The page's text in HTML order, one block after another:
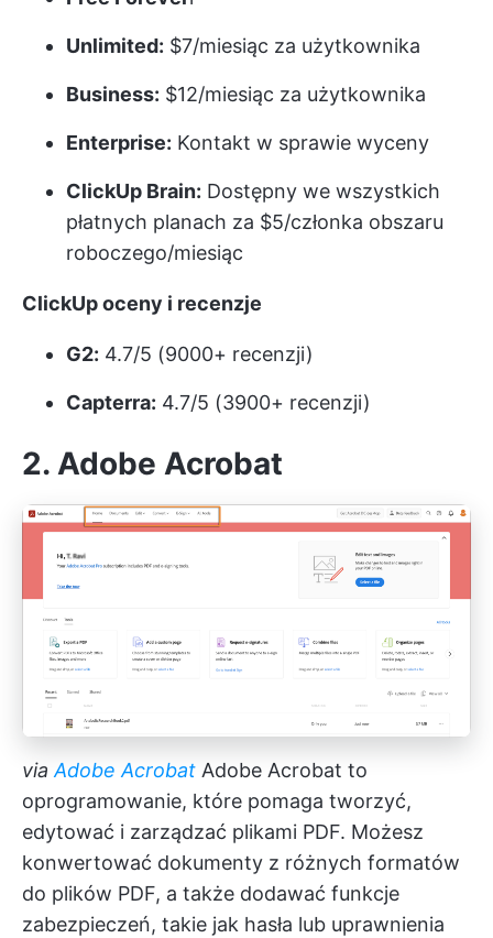
Unlimited: $7/miesiąc za użytkownika
Business: $12/miesiąc za użytkownika
Enterprise: Kontakt w sprawie wyceny
ClickUp Brain: Dostępny we wszystkich
płatnych planach za $5/członka obszaru
roboczego/miesiąc
ClickUp oceny i recenzje
G2: 4.7/5 (9000+ recenzji)
Capterra: 4.7/5 (3900+ recenzji)
2. Adobe Acrobat
via Adobe Acrobat Adobe Acrobat to
oprogramowanie, które pomaga tworzyć,
edytować i zarządzać plikami PDF. Możesz
konwertować dokumenty z różnych formatów
do plików PDF, a także dodawać funkcje
zabezpieczeń, takie jak hasła lub uprawnienia